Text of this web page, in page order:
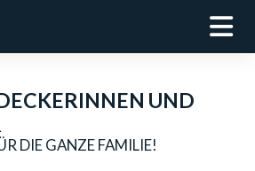
UND
DIE GANZE FAMILIE!